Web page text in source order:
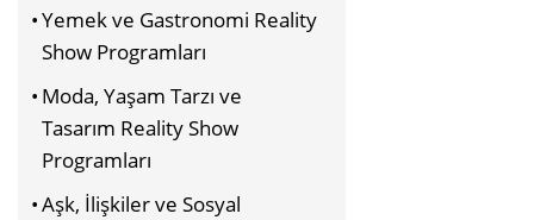
Yemek ve Gastronomi Reality
Show Programları
Moda, Yaşam Tarzı ve
Tasarım Reality Show
Programları
Aşk, İlişkiler ve Sosyal